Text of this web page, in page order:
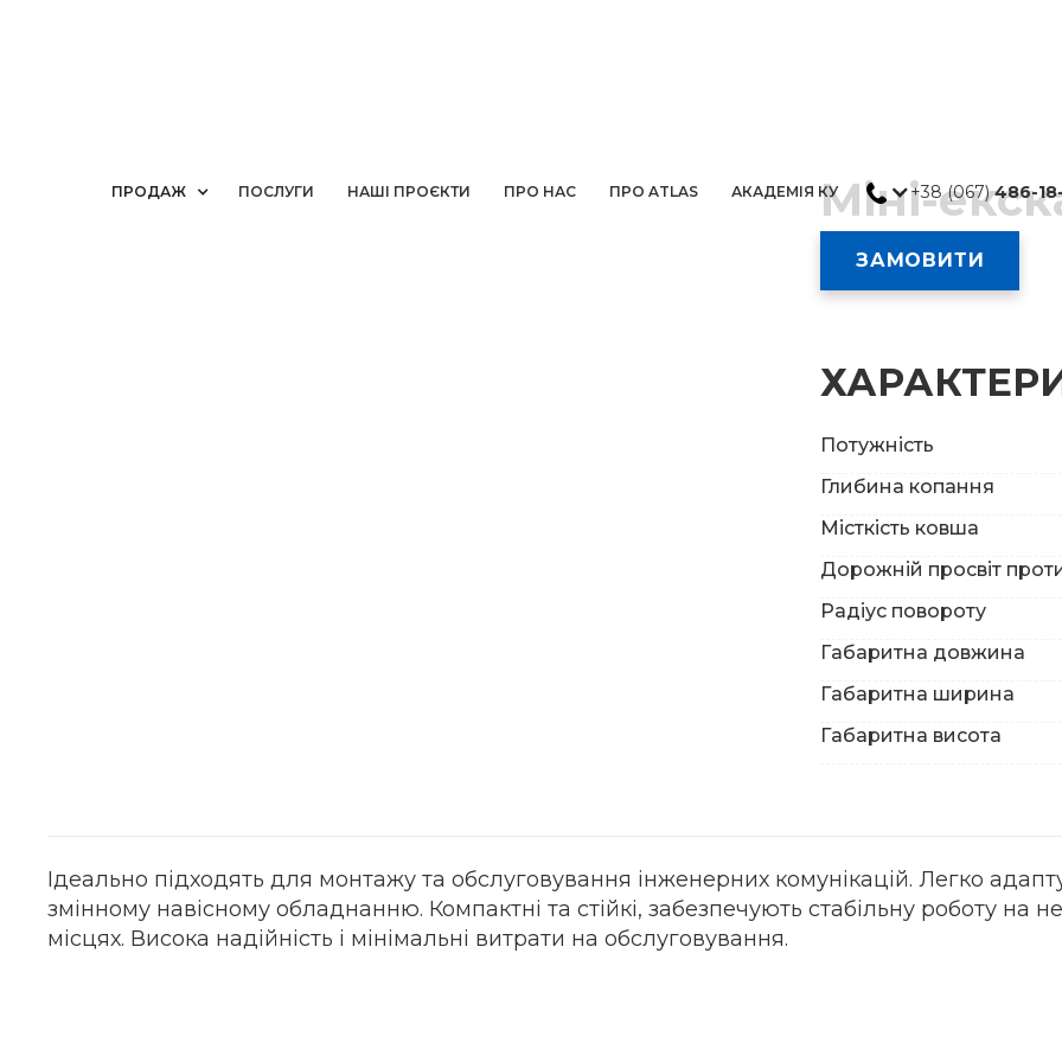
ПРОДАЖ ПОСЛУГИ НАШІ ПРОЄКТИ ПРО НАС ПРО ATLAS АКАДЕМІЯ КУ +38 (067)486-
Міні-
ЗАМОВИТИ
Потужність
Глибина копання
Місткість ковша
Дорожній просвіт
Радіус повороту
Габаритна довжина
Габаритна ширина
Габаритна висота
Ідеально підходять для монтажу та обслуговування інженерних комунікацій. Легко
змінному навісному обладнанню. Компактні та стійкі, забезпечують стабільну роботу на
місцях. Висока надійність і мінімальні витрати на обслуговування.